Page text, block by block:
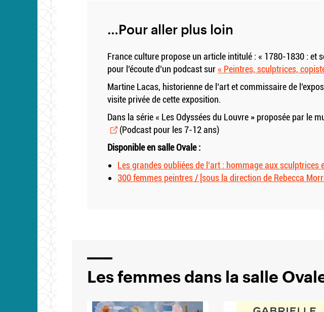
…Pour aller plus loin
France culture propose un article intitulé : « 1780-1830 : et
pour l’écoute d’un podcast sur« Peintres, sculptrices,
Martine Lacas, historienne de l’art et commissaire de
visite privée de cette exposition.
Dans la série « Les Odyssées du Louvre » proposée par le
(Podcast pour les 7-12 ans)
Disponible en salle Ovale :
Les grandes oubliées de l’art : hommage aux
300 femmes peintres / [sous la direction de Rebecca
Les femmes dans la salle